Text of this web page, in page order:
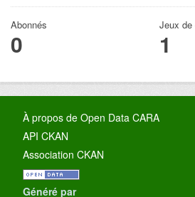
Abonnés
0
Jeux de
1
À propos de Open Data CARA
API CKAN
Association CKAN
Généré par